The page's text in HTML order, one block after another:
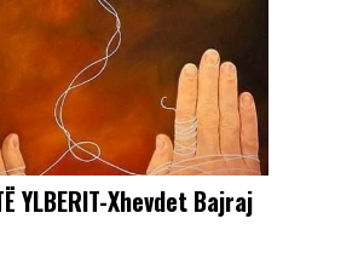
YLBERIT-Xhevdet Bajraj